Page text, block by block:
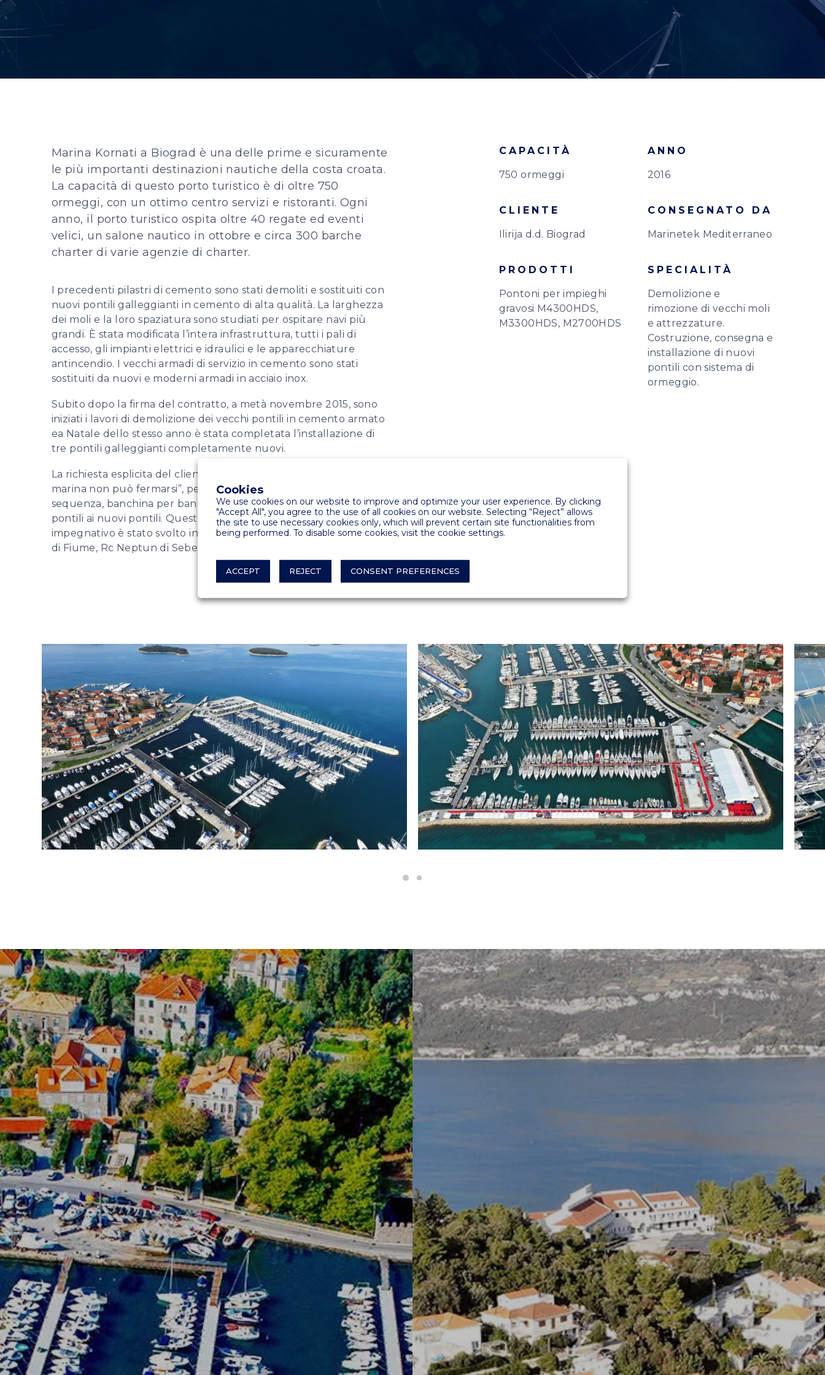
Marina Kornati a Biograd è una delle prime e sicuramente
le più importanti destinazioni nautiche della costa croata.
La capacità di questo porto turistico è di oltre 750
ormeggi, con un ottimo centro servizi e ristoranti. Ogni
anno, il porto turistico ospita oltre 40 regate ed eventi
velici, un salone nautico in ottobre e circa 300 barche
charter di varie agenzie di charter.
I precedenti pilastri di cemento sono stati demoliti e sostituiti con
nuovi pontili galleggianti in cemento di alta qualità. La larghezza
dei moli e la loro spaziatura sono studiati per ospitare navi più
grandi. È stata modificata l’intera infrastruttura, tutti i pali di
accesso, gli impianti elettrici e idraulici e le apparecchiature
antincendio. I vecchi armadi di servizio in cemento sono stati
sostituiti da nuovi e moderni armadi in acciaio inox.
Subito dopo la firma del contratto, a metà novembre 2015, sono
iniziati i lavori di demolizione dei vecchi pontili in cemento armato
ea Natale dello stesso anno è stata completata l’installazione di
tre pontili galleggianti completamente nuovi.
La richiesta esplicita del cliente era che “l’attività principale del
marina non può fermarsi”, per cui tutti i lavori sono stati eseguiti in
sequenza, banchina per banchina, spostando le navi dai vecchi
pontili ai nuovi pontili. Questo lavoro organizzativo estremamente
impegnativo è stato svolto in collaborazione con BSK commerce
di Fiume, Rc Neptun di Sebenico e Marex Elektrostroj di Zara.
CAPACITÀ
750 ormeggi
ANNO
2016
CLIENTE
Ilirija d.d. Biograd
CONSEGNATO DA
Marinetek Mediterraneo
PRODOTTI
Pontoni per impieghi
gravosi M4300HDS,
M3300HDS, M2700HDS
SPECIALITÀ
Demolizione e
rimozione di vecchi moli
e attrezzature.
Costruzione, consegna e
installazione di nuovi
pontili con sistema di
ormeggio.
Cookies
We use cookies on our website to improve and optimize your user experience. By clicking
"Accept All", you agree to the use of all cookies on our website. Selecting “Reject” allows
the site to use necessary cookies only, which will prevent certain site functionalities from
being performed. To disable some cookies, visit the cookie settings.
ACCEPT REJECT CONSENT PREFERENCES